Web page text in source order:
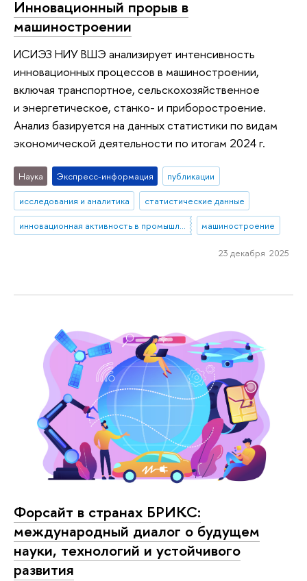
Инновационный прорыв в
машиностроении
ИСИЭЗ НИУ ВШЭ анализирует интенсивность
инновационных процессов в машиностроении,
включая транспортное, сельскохозяйственное
и энергетическое, станко- и приборостроение.
Анализ базируется на данных статистики по видам
экономической деятельности по итогам 2024 г.
Наука Экспресс-информация
публикации
исследования и аналитика
статистические данные
инновационная активность в промышленности
машиностроение
23 декабря 2025
Форсайт в странах БРИКС:
международный диалог о будущем
науки, технологий и устойчивого
развития